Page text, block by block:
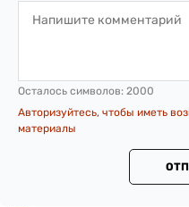
Осталось символов: 2000
Авторизуйтесь, чтобы иметь
материалы